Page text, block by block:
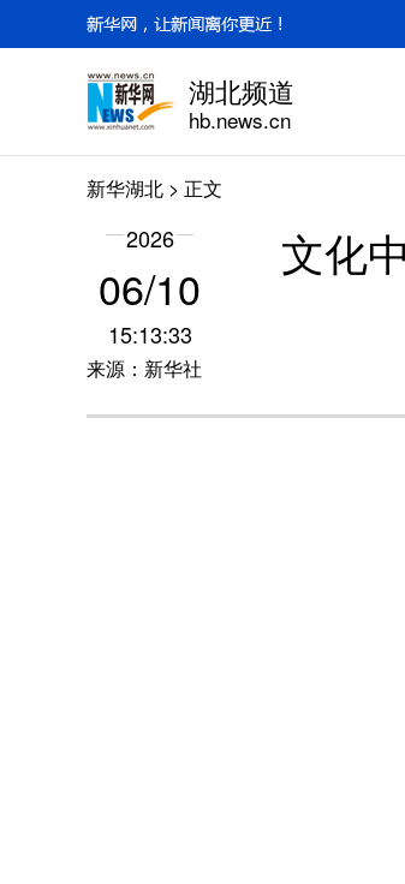
湖北频道
hb.news.cn
新华湖北 > 正文
2026
06/10
15:13:33
来源：新华社
文化